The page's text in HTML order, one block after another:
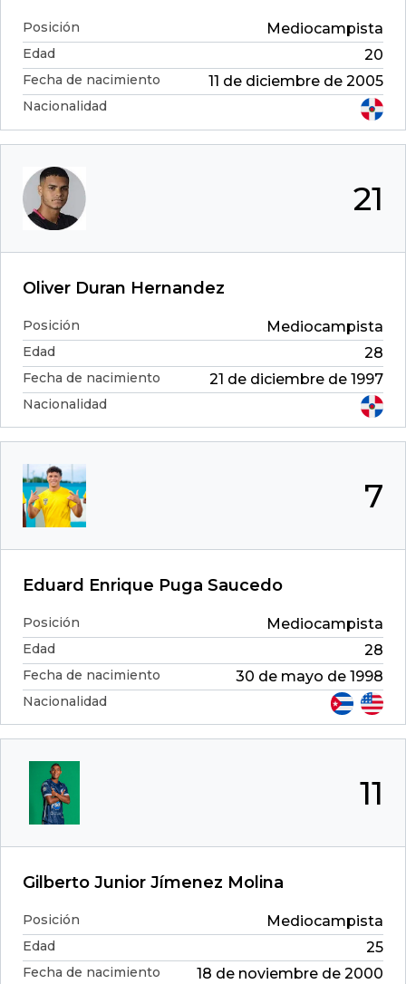
Posición Mediocampista
Edad 20
Fecha de nacimiento 11 de diciembre de 2005
Nacionalidad
21
Oliver Duran Hernandez
Posición Mediocampista
Edad 28
Fecha de nacimiento 21 de diciembre de 1997
Nacionalidad
7
Eduard Enrique Puga Saucedo
Posición Mediocampista
Edad 28
Fecha de nacimiento 30 de mayo de 1998
Nacionalidad
11
Gilberto Junior Jímenez Molina
Posición Mediocampista
Edad 25
Fecha de nacimiento 18 de noviembre de 2000